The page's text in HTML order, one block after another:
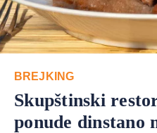
BREJKING
Skupštinski
ponude dinstano